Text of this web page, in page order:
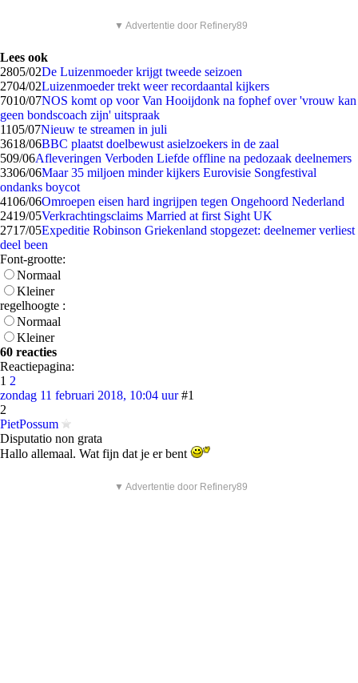
▼ Advertentie door Refinery89
Lees ook
2805/02De Luizenmoeder krijgt tweede seizoen
2704/02Luizenmoeder trekt weer recordaantal kijkers
7010/07NOS komt op voor Van Hooijdonk na fophef over 'vrouw kan
geen bondscoach zijn' uitspraak
1105/07Nieuw te streamen in juli
3618/06BBC plaatst doelbewust asielzoekers in de zaal
509/06Afleveringen Verboden Liefde offline na pedozaak deelnemers
3306/06Maar 35 miljoen minder kijkers Eurovisie Songfestival
ondanks boycot
4106/06Omroepen eisen hard ingrijpen tegen Ongehoord Nederland
2419/05Verkrachtingsclaims Married at first Sight UK
2717/05Expeditie Robinson Griekenland stopgezet: deelnemer verliest
deel been
Font-grootte:
Normaal
Kleiner
regelhoogte :
Normaal
Kleiner
60 reacties
Reactiepagina:
1 2
zondag 11 februari 2018, 10:04 uur #1
2
PietPossum
Disputatio non grata
Hallo allemaal. Wat fijn dat je er bent
▼ Advertentie door Refinery89